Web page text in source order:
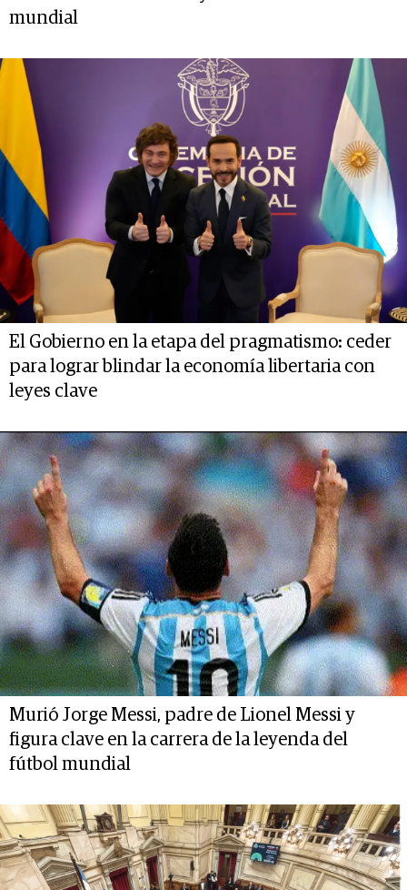
mundial
El Gobierno en la etapa del pragmatismo: ceder
para lograr blindar la economía libertaria con
leyes clave
Murió Jorge Messi, padre de Lionel Messi y
figura clave en la carrera de la leyenda del
fútbol mundial